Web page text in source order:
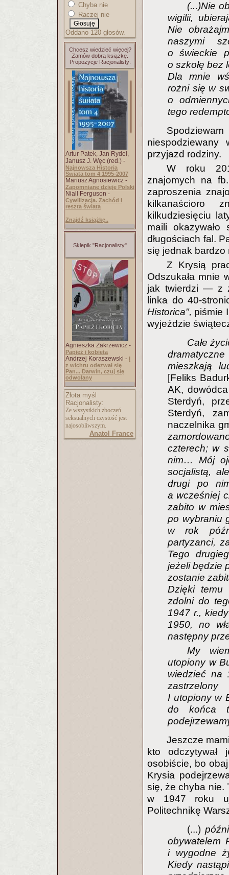
Chyba nie
Raczej nie
Oddano 120 głosów.
Chcesz wiedzieć więcej?
Zamów dobrą książkę.
Propozycje Racjonalisty:
Artur Patek, Jan Rydel,
Janusz J. Węc (red.) -
Najnowsza Historia
Świata tom 4 1995-2007
Mariusz Agnosiewicz -
Zapomniane dzieje Polski
Niall Ferguson -
Cywilizacja. Zachód i
reszta świata
Znajdź książkę..
Sklepik "Racjonalisty"
Agnieszka Zakrzewicz -
Papież i kobieta
Andrzej Koraszewski - I
z wichru odezwał się
Pan... Darwin, czuj się
odwołany
Złota myśl
Racjonalisty:
Ze wszystkich zboczeń
seksualnych czystość jest
najosobliwszym.
Anatol France
(...)Nie
wigilii,
Nie
naszymi
o świeckie
o szkołę bez
Dla mnie
rożni się w
o
tego
przyjazd rodziny.
W roku
znajomych na
zaproszenia
kilkanaścioro
kilkudziesięciu
maili
długościach fal.
się jednak bardzo
Z Krysią
Odszukała mnie
jak twierdzi — z
linka do 40-
Historica", piśmie
wyjeździe
Całe
mieszkają
[Feliks
AK,
Sterdyń,
Sterdyń,
naczelnika
czterech; w
nim… Mój
socjalistą,
drugi po
a wcześniej
zabito w
po wybraniu
w rok
partyzanci,
Tego
jeżeli będzie
zostanie
Dzięki temu
zdolni do
1947 r.,
1950, no
następny
My
utopiony w
wiedzieć na
I utopiony w
do końca
Jeszcze
kto
osobiście, bo
Krysia
się, że chyba nie.
w 1947 roku
Politechnikę
(...)
obywatelem
i wygodne
Kiedy